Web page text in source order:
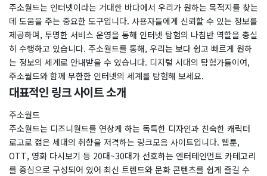
주소월드는 인터넷이라는 거대한 바다에서 우리가 원하는 목적지를 찾는
데 도움을 주는 중요한 도구입니다. 사용자들에게 신뢰할 수 있는 정보를
제공하며, 투명한 서비스 운영을 통해 인터넷 탐험의 나침반 역할을 충실
히 수행하고 있습니다. 주소월드를 통해, 우리는 보다 쉽고 빠르게 원하
는 정보의 세계로 안내받을 수 있습니다. 디지털 시대의 탐험가들이여,
주소월드와 함께 무한한 인터넷의 세계를 탐험해 보세요.
대표적인 링크 사이트 소개
주소월드
주소월드는 디즈니월드를 연상케 하는 독특한 디자인과 친숙한 캐릭터
로고로 젊은 세대의 취향을 저격하는 링크모음 사이트입니다. 웹툰,
OTT, 영화 다시보기 등 20대~30대가 선호하는 엔터테인먼트 카테고리
를 중심으로 구성되어 있어 최신 트렌드와 문화 콘텐츠를 쉽게 즐길 수